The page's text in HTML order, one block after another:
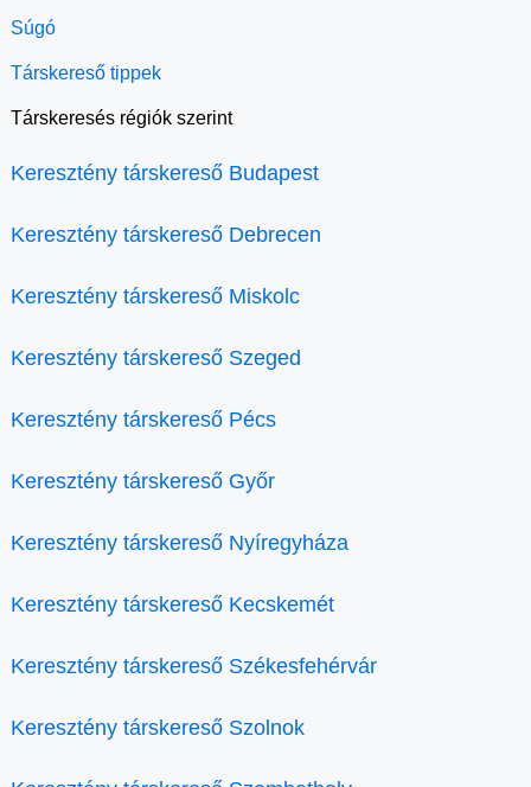
Súgó
Társkereső tippek
Társkeresés régiók szerint
Keresztény társkereső Budapest
Keresztény társkereső Debrecen
Keresztény társkereső Miskolc
Keresztény társkereső Szeged
Keresztény társkereső Pécs
Keresztény társkereső Győr
Keresztény társkereső Nyíregyháza
Keresztény társkereső Kecskemét
Keresztény társkereső Székesfehérvár
Keresztény társkereső Szolnok